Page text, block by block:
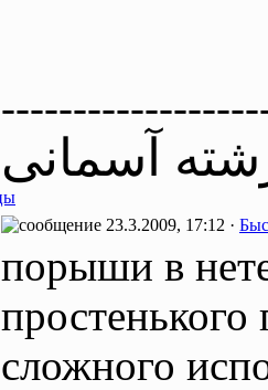
آسمانی
23.3.2009, 17:12 ·
порыши в
простенького
сложного